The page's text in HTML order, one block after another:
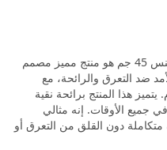
ليدي سبيد ستيك مزيل عرق بيور فريشنس 45 جم هو منتج مميز مصمم
ضد التعرق والرائحة، مع
هذا المنتج برائحة نقية
جميع الأوقات. إنه مثالي
متكاملة دون القلق من التعرق أو